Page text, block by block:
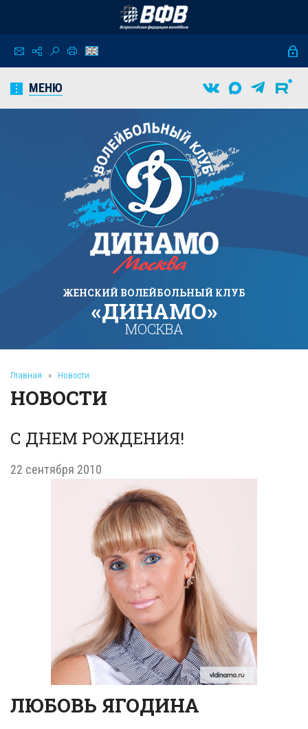
МЕНЮ
ЖЕНСКИЙ ВОЛЕЙБОЛЬНЫЙ КЛУБ
«ДИНАМО»
МОСКВА
Главная » Новости
НОВОСТИ
С ДНЕМ РОЖДЕНИЯ!
22 сентября 2010
ЛЮБОВЬ ЯГОДИНА